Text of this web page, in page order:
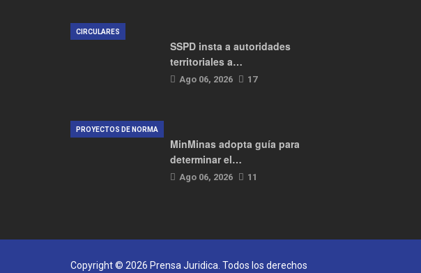
SSPD insta a autoridades
territoriales a…
Ago 06, 2026 17
CIRCULARES
MinMinas adopta guía para
determinar el…
Ago 06, 2026 11
PROYECTOS DE NORMA
Copyright © 2026 Prensa Juridica. Todos los derechos